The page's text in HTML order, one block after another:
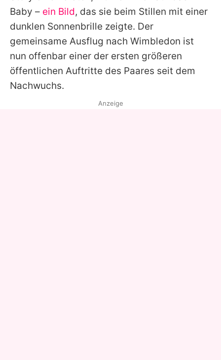
Baby – ein Bild, das sie beim Stillen mit einer
dunklen Sonnenbrille zeigte. Der
gemeinsame Ausflug nach Wimbledon ist
nun offenbar einer der ersten größeren
öffentlichen Auftritte des Paares seit dem
Nachwuchs.
Anzeige